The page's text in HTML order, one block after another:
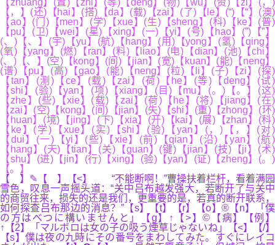
【zhuang】(置)【zhi】(等)【deng】(物)【wu】(资)【zi】(，)
【，】(还)【hai】(搭)【da】(载)【zai】(了)【le】(“)【“】(澳)
【ao】(门)【men】(学)【xue】(生)【sheng】(科)【ke】(普)
【pu】(卫)【wei】(星)【xing】(一)【yi】(号)【hao】(”)【”】
(、)【、】(宇)【yu】(航)【hang】(用)【yong】(氢)【qing】
(氧)【yang】(燃)【ran】(料)【liao】(电)【dian】(池)【chi】
(、)【、】(空)【kong】(间)【jian】(宽)【kuan】(能)【neng】
(谱)【pu】(高)【gao】(能)【neng】(粒)【li】(子)【zi】(探)
【tan】(测)【ce】(载)【zai】(荷)【he】(等)【deng】(试)
【shi】(验)【yan】(项)【xiang】(目)【mu】(。)【。】(这)
【zhe】(些)【xie】(载)【zai】(荷)【he】(将)【jiang】(在)
【zai】(空)【kong】(间)【jian】(失)【shi】(重)【zhong】(环)
【huan】(境)【jing】(下)【xia】(开)【kai】(展)【zhan】(科)
【ke】(学)【xue】(实)【shi】(验)【yan】(，)【，】(对)
【dui】(一)【yi】(些)【xie】(前)【qian】(沿)【yan】(航)
【hang】(天)【tian】(关)【guan】(键)【jian】(技)【ji】(术)
【shu】(进)【jin】(行)【xing】(验)【yan】(证)【zheng】(。)
【。】
【 】✎【 】【<】 “不能断啊！”曹操扶着栏杆，看着满园
雪色，叹息一声摇头道：“关中吕布越发强大，若断开了与关中
的商贸往来，损失的还是我们，更重要的是，若真的断开联系，
如何探查吕布那边的消息？”【s】【t】【r】【o】®【n】「僕
の方はべつに構いませんと」【g】↑【>】©【病】【例】
↑【2】「マルボロは女の子の吸う煙草じゃないね」【<】【/】
【s】僕は夜の九時にその番号をまわしてみた。すぐにレイコ